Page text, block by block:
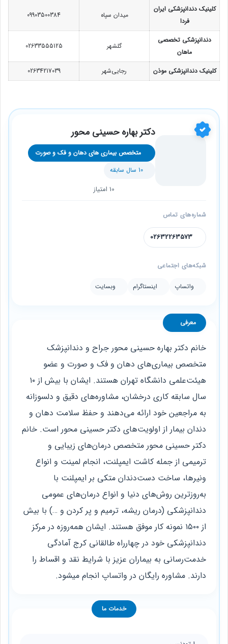
کلینیک دندانپزشکی ایران
فردا
میدان سپاه 09903500384
دندانپزشکی تخصصی
ماهان
گلشهر 02633555125
کلینیک دندانپزشکی موذن رجایی‌شهر 02634217039
دکتر بهاره حسینی محور
متخصص بیماری های دهان و فک و صورت
10 سال سابقه
10 امتیاز
شماره‌های تماس
02632263573
شبکه‌های اجتماعی
واتساپ اینستاگرام وبسایت
معرفی
خانم دکتر بهاره حسینی محور جراح و دندانپزشک
متخصص بیماری‌های دهان و فک و صورت و عضو
هیئت‌علمی دانشگاه تهران هستند. ایشان با بیش از ۱۰
سال سابقه کاری درخشان، مشاوره‌های دقیق و دلسوزانه
به مراجعین خود ارائه می‌دهند و حفظ سلامت دهان و
دندان بیمار از اولویت‌های دکتر حسینی محور است. خانم
دکتر حسینی محور متخصص درمان‌های زیبایی و
ترمیمی از جمله کاشت ایمپلنت، انجام لمینت و انواع
ونیرها، ساخت دست‌دندان متکی بر ایمپلنت با
به‌روزترین روش‌های دنیا و انواع درمان‌های عمومی
دندانپزشکی (درمان ریشه، ترمیم و پر کردن و …) با بیش
از ۱۵۰۰ نمونه کار موفق هستند. ایشان همه‌روزه در مرکز
دندانپزشکی خود در چهارراه طالقانی کرج آمادگی
خدمت‌رسانی به بیماران عزیز با شرایط نقد و اقساط را
دارند. مشاوره رایگان در واتساپ انجام میشود.
خدمات ما